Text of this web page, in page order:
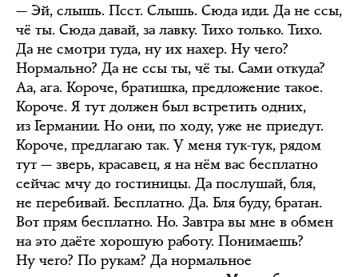
— Эй, слышь. Псст. Слышь. Сюда иди. Да не ссы,
чё ты. Сюда давай, за лавку. Тихо только. Тихо.
Да не смотри туда, ну их нахер. Ну чего?
Нормально? Да не ссы ты, чё ты. Сами откуда?
Аа, ага. Короче, братишка, предложение такое.
Короче. Я тут должен был встретить одних,
из Германии. Но они, по ходу, уже не приедут.
Короче, предлагаю так. У меня тук-тук, рядом
тут — зверь, красавец, я на нём вас бесплатно
сейчас мчу до гостиницы. Да послушай, бля,
не перебивай. Бесплатно. Да. Бля буду, братан.
Вот прям бесплатно. Но. Завтра вы мне в обмен
на это даёте хорошую работу. Понимаешь?
Ну чего? По рукам? Да нормальное